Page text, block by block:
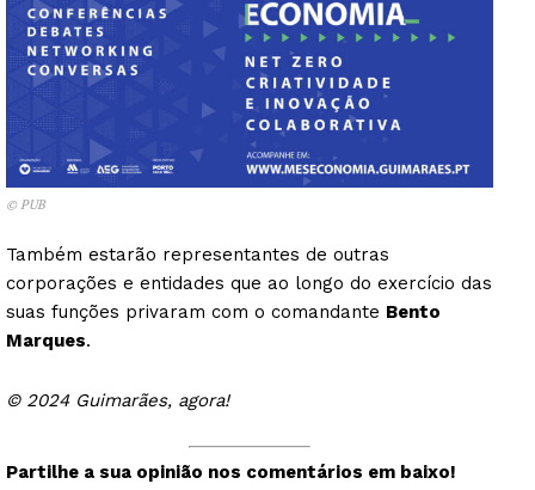
© PUB
Também estarão representantes de outras
corporações e entidades que ao longo do exercício das
suas funções privaram com o comandante Bento
Marques.
© 2024 Guimarães, agora!
Partilhe a sua opinião nos comentários em baixo!